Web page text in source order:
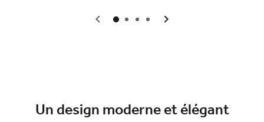
0 1 2 3
Un design moderne et élégant